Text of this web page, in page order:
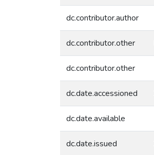
dc.contributor.author
dc.contributor.other
dc.contributor.other
dc.date.accessioned
dc.date.available
dc.date.issued